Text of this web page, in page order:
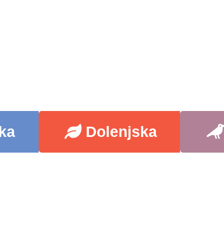
Dolenjska